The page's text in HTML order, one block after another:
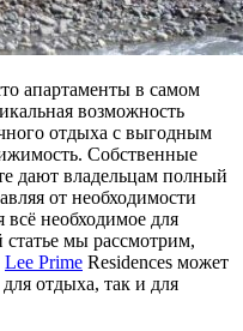
возможность
отдыха с выгодным
Собственные
дают владельцам полный
от необходимости
всё необходимое для
мы рассмотрим,
Lee Prime Residences может
отдыха, так и для